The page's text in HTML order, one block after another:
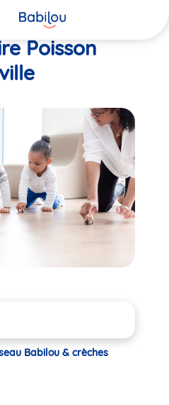
Poisson
Babilou & crèches